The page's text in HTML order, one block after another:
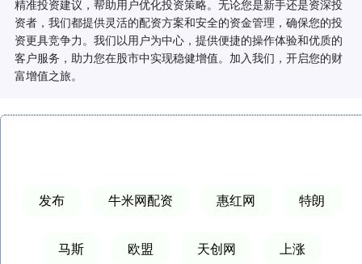
精准投资建议，帮助用户优化投资策略。无论您是新手还是资深投
资者，我们都提供灵活的配资方案和安全的资金管理，确保您的投
资更具竞争力。我们以用户为中心，提供便捷的操作体验和优质的
客户服务，助力您在股市中实现稳健增值。加入我们，开启您的财
富增值之旅。
发布 牛米网配资 惠红网 特朗
马斯 欧盟 天创网 上涨